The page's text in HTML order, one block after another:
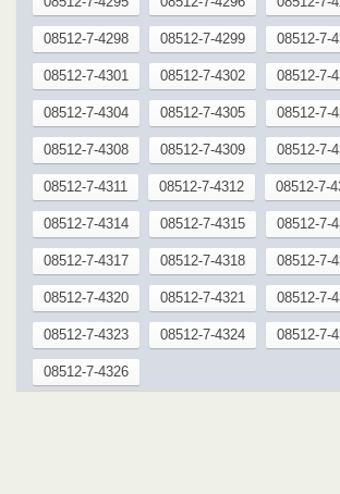
08512-7-4298 08512-7-4299 08512-7-
08512-7-4301 08512-7-4302 08512-7-
08512-7-4304 08512-7-4305 08512-7-
08512-7-4308 08512-7-4309 08512-7-
08512-7-4311 08512-7-4312 08512-7-
08512-7-4314 08512-7-4315 08512-7-
08512-7-4317 08512-7-4318 08512-7-
08512-7-4320 08512-7-4321 08512-7-
08512-7-4323 08512-7-4324 08512-7-
08512-7-4326